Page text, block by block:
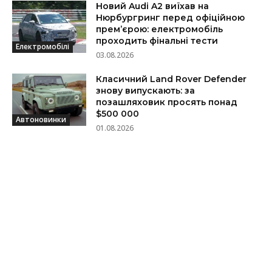
Електромобілі
Новий Audi A2 виїхав на
Нюрбургринг перед офіційною
прем’єрою: електромобіль
проходить фінальні тести
03.08.2026
Автоновинки
Класичний Land Rover Defender
знову випускають: за
позашляховик просять понад
$500 000
01.08.2026